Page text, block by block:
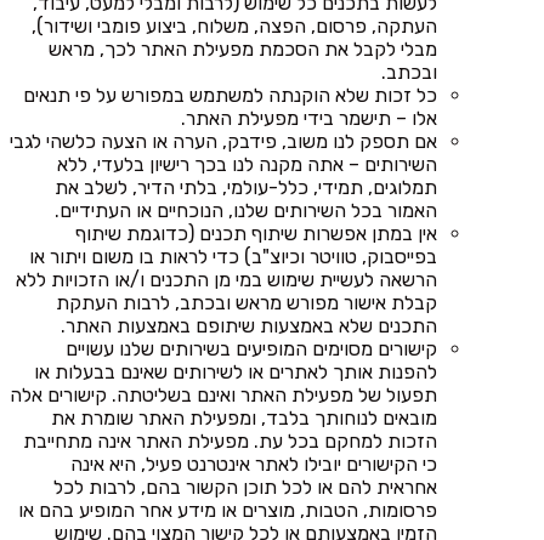
העתקה, פרסום, הפצה, משלוח, ביצוע פומבי ושידור),
מבלי לקבל את הסכמת מפעילת האתר לכך, מראש
ובכתב.
כל זכות שלא הוקנתה למשתמש במפורש על פי תנאים
אלו – תישמר בידי מפעילת האתר.
אם תספק לנו משוב, פידבק, הערה או הצעה כלשהי לגבי
השירותים – אתה מקנה לנו בכך רישיון בלעדי, ללא
תמלוגים, תמידי, כלל-עולמי, בלתי הדיר, לשלב את
האמור בכל השירותים שלנו, הנוכחיים או העתידיים.
אין במתן אפשרות שיתוף תכנים (כדוגמת שיתוף
בפייסבוק, טוויטר וכיוצ"ב) כדי לראות בו משום ויתור או
הרשאה לעשיית שימוש במי מן התכנים ו/או הזכויות ללא
קבלת אישור מפורש מראש ובכתב, לרבות העתקת
התכנים שלא באמצעות שיתופם באמצעות האתר.
קישורים מסוימים המופיעים בשירותים שלנו עשויים
להפנות אותך לאתרים או לשירותים שאינם בבעלות או
תפעול של מפעילת האתר ואינם בשליטתה. קישורים אלה
מובאים לנוחותך בלבד, ומפעילת האתר שומרת את
הזכות למחקם בכל עת. מפעילת האתר אינה מתחייבת
כי הקישורים יובילו לאתר אינטרנט פעיל, היא אינה
אחראית להם או לכל תוכן הקשור בהם, לרבות לכל
פרסומות, הטבות, מוצרים או מידע אחר המופיע בהם או
הזמין באמצעותם או לכל קישור המצוי בהם. שימוש